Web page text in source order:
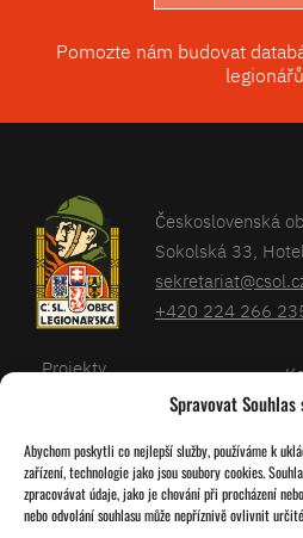
Spravovat
Abychom poskytli co nejlepší služby, používáme k
zařízení, technologie jako jsou soubory cookies.
zpracovávat údaje, jako je chování při procházení
nebo odvolání souhlasu může nepříznivě ovlivnit
Pomozte nám budovat
Československá
Sokolská 33,
+420 224 266
Projekty
Kalendář
O nás